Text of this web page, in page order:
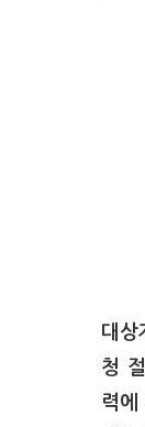
대상
청
력